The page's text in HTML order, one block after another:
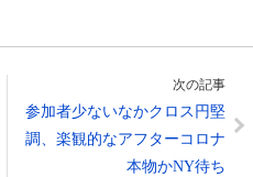
次の記事
参加者少ないなかクロス円堅
調、楽観的なアフターコロナ
本物かNY待ち